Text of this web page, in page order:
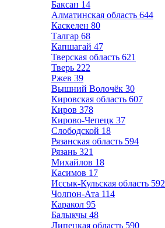
Баксан 14
Алматинская область 644
Каскелен 80
Талгар 68
Капшагай 47
Тверская область 621
Тверь 222
Ржев 39
Вышний Волочёк 30
Кировская область 607
Киров 378
Кирово-Чепецк 37
Слободской 18
Рязанская область 594
Рязань 321
Михайлов 18
Касимов 17
Иссык-Кульская область 592
Чолпон-Ата 114
Каракол 95
Балыкчы 48
Липецкая область 590